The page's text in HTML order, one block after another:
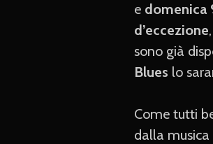
e domenica
d’eccezione
sono già
Blues lo
Come tutti
dalla